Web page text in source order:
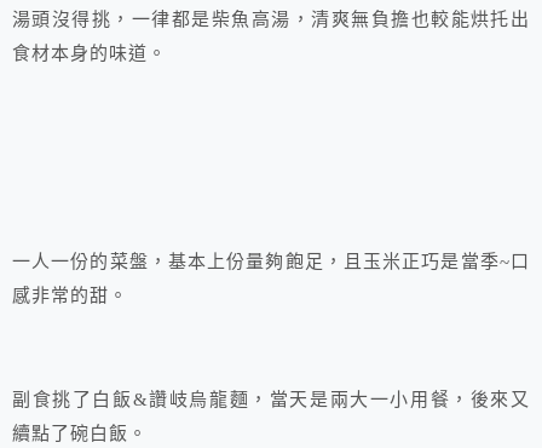
湯頭沒得挑，一律都是柴魚高湯，清爽無負擔也較能烘托出
食材本身的味道。
一人一份的菜盤，基本上份量夠飽足，且玉米正巧是當季~口
感非常的甜。
副食挑了白飯&讚岐烏龍麵，當天是兩大一小用餐，後來又
續點了碗白飯。